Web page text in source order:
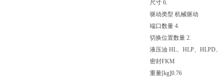
尺寸 6.
驱动类型 机械驱动
端口数量 4.
切换位置数量 2.
液压油 HL、HLP、HLPD
密封FKM
重量[kg]0.76